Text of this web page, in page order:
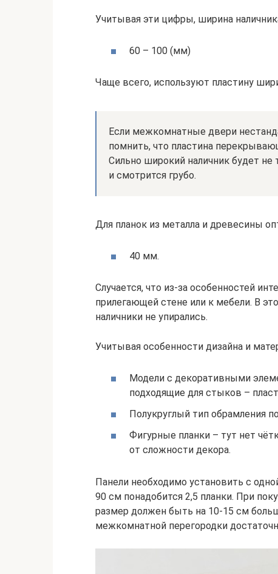
Учитывая эти цифры, ширина
60 – 100 (мм)
Чаще всего, используют пластину
Если межкомнатные двери
помнить, что пластина
Сильно широкий наличник будет
и смотрится грубо.
Для планок из металла и древесины
40 мм.
Случается, что из-за особенностей
прилегающей стене или к мебели. В
наличники не упирались.
Учитывая особенности дизайна и
Модели с декоративными
подходящие для стыков –
Полукруглый тип обрамления
Фигурные планки – тут нет
от сложности декора.
Панели необходимо установить с
90 см понадобится 2,5 планки. При
размер должен быть на 10-15 см
межкомнатной перегородки